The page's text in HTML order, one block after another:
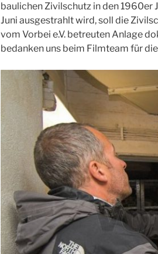
baulichen Zivilschutz in den 1960er
Juni ausgestrahlt wird, soll die
vom Vorbei e.V. betreuten Anlage
bedanken uns beim Filmteam für